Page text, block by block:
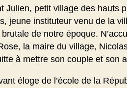
Julien, petit village des hauts
jeune instituteur venu de la
de notre époque.
la maire du village,
à mettre son couple et son
éloge de l’école de la